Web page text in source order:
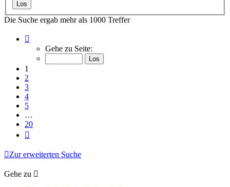
Die Suche ergab mehr als 1000 Treffer
von
Gehe zu Seite:
1
2
3
4
5
…
20
Zur erweiterten Suche
Gehe zu